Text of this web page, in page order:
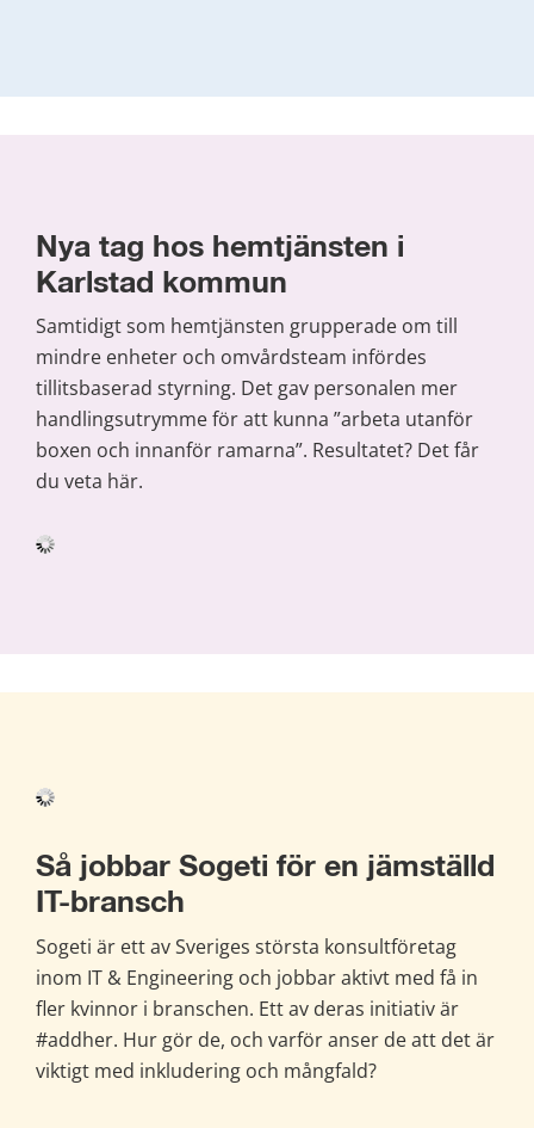
Nya tag hos hemtjänsten i
Karlstad kommun
Samtidigt som hemtjänsten grupperade om till
mindre enheter och omvårdsteam infördes
tillitsbaserad styrning. Det gav personalen mer
handlingsutrymme för att kunna ”arbeta utanför
boxen och innanför ramarna”. Resultatet? Det får
du veta här.
Så jobbar Sogeti för en jämställd
IT-bransch
Sogeti är ett av Sveriges största konsultföretag
inom IT & Engineering och jobbar aktivt med få in
fler kvinnor i branschen. Ett av deras initiativ är
#addher. Hur gör de, och varför anser de att det är
viktigt med inkludering och mångfald?